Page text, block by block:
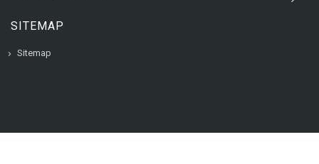
SITEMAP
Sitemap